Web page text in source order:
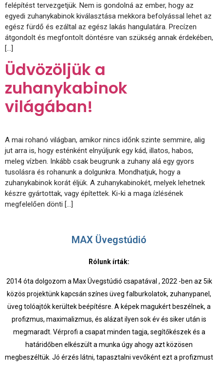
felépítést tervezgetjük. Nem is gondolná az ember, hogy az
egyedi zuhanykabinok kiválasztása mekkora befolyással lehet az
egész fürdő és ezáltal az egész lakás hangulatára. Precízen
átgondolt és megfontolt döntésre van szükség annak érdekében,
[…]
Üdvözöljük a
zuhanykabinok
világában!
A mai rohanó világban, amikor nincs időnk szinte semmire, alig
jut arra is, hogy esténként elnyúljunk egy kád, illatos, habos,
meleg vízben. Inkább csak beugrunk a zuhany alá egy gyors
tusolásra és rohanunk a dolgunkra. Mondhatjuk, hogy a
zuhanykabinok korát éljük. A zuhanykabinokét, melyek lehetnek
készre gyártottak, vagy építettek. Ki-ki a maga ízlésének
megfelelően dönti […]
MAX Üvegstúdió
Rólunk írták:
2014 óta dolgozom a Max Üvegstúdió csapatával , 2022 -ben az 5ik
közös projektünk kapcsán színes üveg falburkolatok, zuhanypanel,
üveg tolóajtók kerültek beépítésre. A képek magukért beszélnek, a
profizmus, maximalizmus, és alázat ilyen sok év és siker után is
megmaradt. Vérprofi a csapat minden tagja, segítőkészek és a
határidőben elkészült a munka úgy ahogy azt közösen
megbeszéltük. Jó érzés látni, tapasztalni vevőként ezt a profizmust